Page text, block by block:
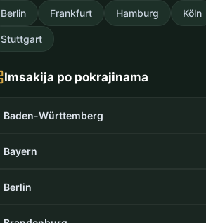
Berlin Frankfurt Hamburg Köln
Stuttgart
Imsakija po pokrajinama
Baden-Württemberg
Bayern
Berlin